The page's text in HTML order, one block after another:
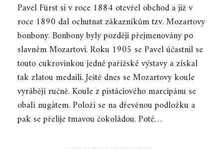
Pavel Fürst si v roce 1884 otevřel obchod a již v
roce 1890 dal ochutnat zákazníkům tzv. Mozartovy
bonbony. Bonbony byly později přejmenovány po
slavném Mozartovi. Roku 1905 se Pavel účastnil se
touto cukrovinkou jedné pařížské výstavy a získal
tak zlatou medaili. Ještě dnes se Mozartovy koule
vyrábějí ručně. Koule z pistáciového marcipánu se
obalí nugátem. Položí se na dřevěnou podložku a
pak se přelije tmavou čokoládou. Poté…